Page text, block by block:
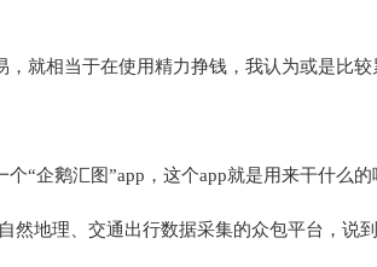
就相当于在使用精力挣钱，我认为或是比较
“企鹅汇图”app，这个app就是用来干什么的
然地理、交通出行数据采集的众包平台，说